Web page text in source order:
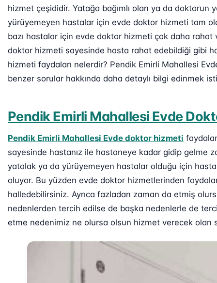
hizmet çeşididir. Yatağa bağımlı olan ya da doktorun
yürüyemeyen hastalar için evde doktor hizmeti tam
bazı hastalar için evde doktor hizmeti çok daha
doktor hizmeti sayesinde hasta rahat edebildiği gibi
hizmeti faydaları nelerdir? Pendik Emirli Mahallesi
benzer sorular hakkında daha detaylı bilgi edinmek
Pendik Emirli Mahallesi Evde
Pendik Emirli Mahallesi Evde doktor hizmeti
sayesinde hastanız ile hastaneye kadar gidip gelme
yatalak ya da yürüyemeyen hastalar olduğu için
oluyor. Bu yüzden evde doktor hizmetlerinden
halledebilirsiniz. Ayrıca fazladan zaman da etmiş
nedenlerden tercih edilse de başka nedenlerle de
etme nedenimiz ne olursa olsun hizmet verecek olan